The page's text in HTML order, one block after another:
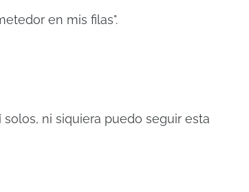
en mis filas".
ni siquiera puedo seguir esta